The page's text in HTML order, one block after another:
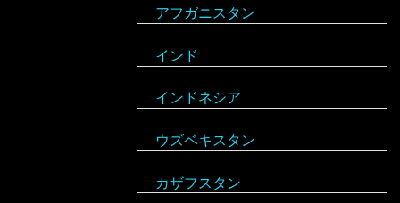
アフガニスタン
インド
インドネシア
ウズベキスタン
カザフスタン
サンマリノ
ジョージア（グルジア）
スイス
スウェーデン
スペイン